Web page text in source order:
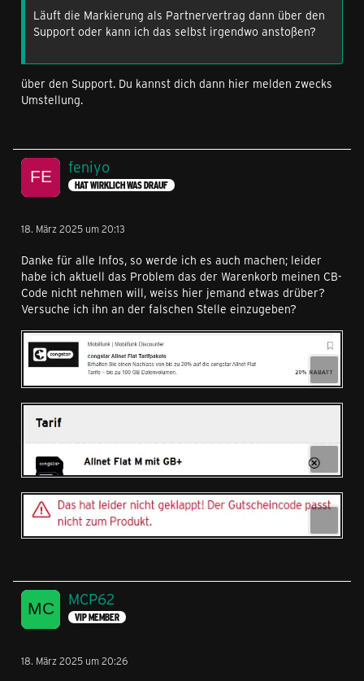
Läuft die Markierung als Partnervertrag dann über den
Support oder kann ich das selbst irgendwo anstoßen?
über den Support. Du kannst dich dann hier melden zwecks
Umstellung.
feniyo
HAT WIRKLICH WAS DRAUF
18. März 2025 um 20:13
Danke für alle Infos, so werde ich es auch machen; leider
habe ich aktuell das Problem das der Warenkorb meinen CB-
Code nicht nehmen will, weiss hier jemand etwas drüber?
Versuche ich ihn an der falschen Stelle einzugeben?
MCP62
VIP MEMBER
18. März 2025 um 20:26